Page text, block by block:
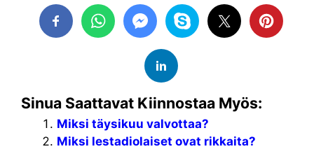
Sinua Saattavat Kiinnostaa Myös:
Miksi täysikuu valvottaa?
Miksi lestadiolaiset ovat rikkaita?